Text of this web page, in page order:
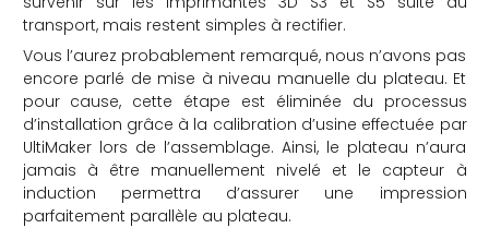
transport, mais restent simples à rectifier.
Vous l’aurez probablement remarqué, nous n’avons pas
encore parlé de mise à niveau manuelle du plateau. Et
pour cause, cette étape est éliminée du processus
d’installation grâce à la calibration d’usine effectuée par
UltiMaker lors de l’assemblage. Ainsi, le plateau n’aura
jamais à être manuellement nivelé et le capteur à
induction permettra d’assurer une impression
parfaitement parallèle au plateau.